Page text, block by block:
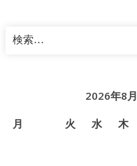
検
索:
2026年8月
月
火 水 木